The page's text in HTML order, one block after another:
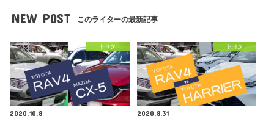
NEW POST このライターの最新記事
トヨタ
2020.10.8
トヨタ
2020.8.31